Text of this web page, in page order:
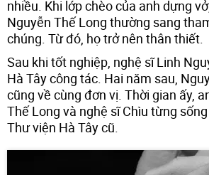
nhiều. Khi lớp chèo của anh dựng
Nguyễn Thế Long thường sang
chúng. Từ đó, họ trở nên thân thiết.
Sau khi tốt nghiệp, nghệ sĩ Linh
Hà Tây công tác. Hai năm sau,
cũng về cùng đơn vị. Thời gian ấy,
Thế Long và nghệ sĩ Chìu từng
Thư viện Hà Tây cũ.